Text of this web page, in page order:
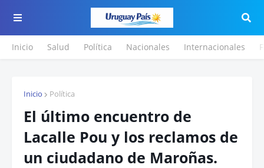
Inicio Salud Política Nacionales Internacionales
Inicio Política
El último encuentro de
Lacalle Pou y los reclamos de
un ciudadano de Maroñas.